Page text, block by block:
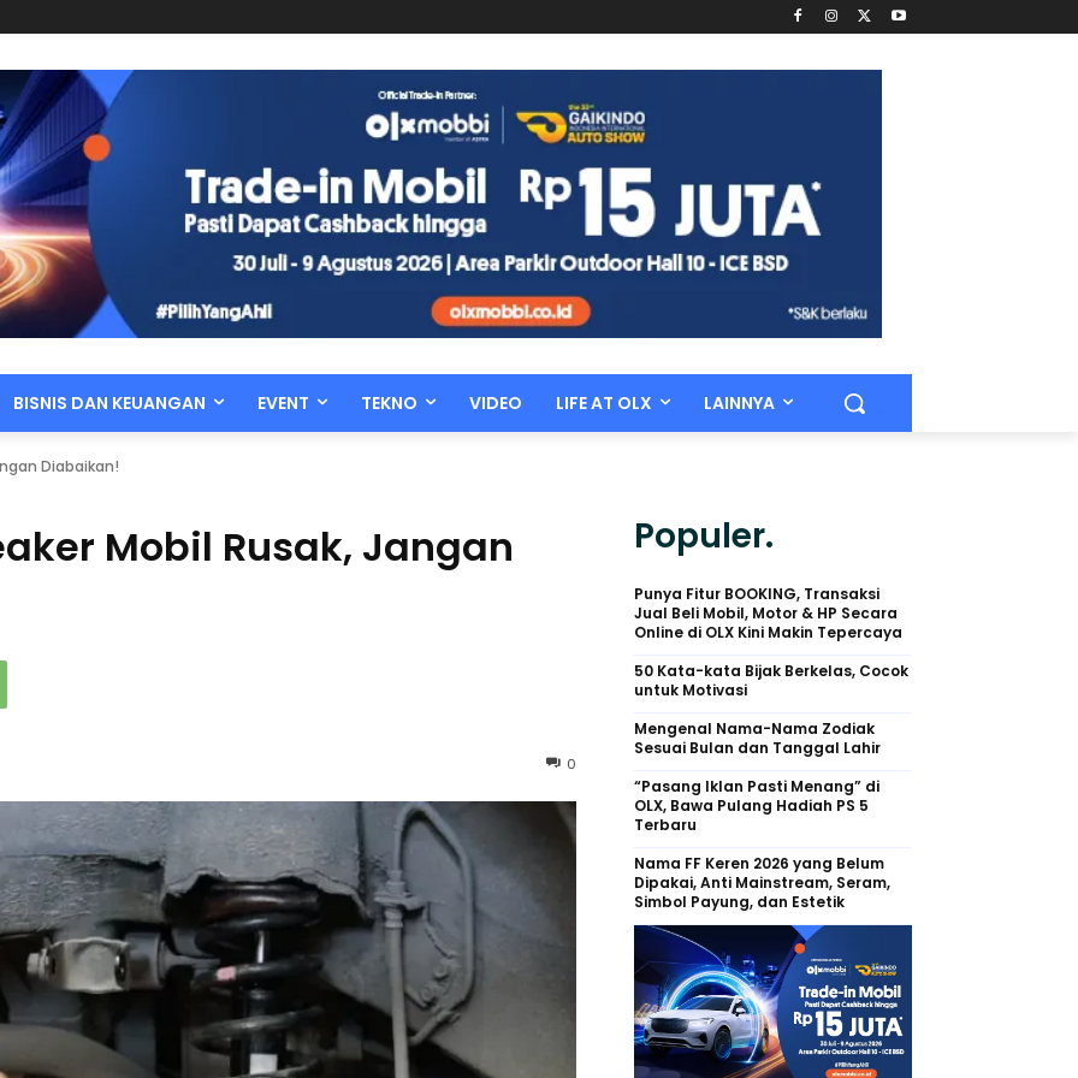
BISNIS DAN KEUANGAN EVENT TEKNO VIDEO LIFE AT OLX LAINNYA
Diabaikan!
Mobil Rusak, Jangan
0
Populer.
Punya Fitur BOOKING, Transaksi
Jual Beli Mobil, Motor & HP Secara
Online di OLX Kini Makin Tepercaya
50 Kata-kata Bijak Berkelas, Cocok
untuk Motivasi
Mengenal Nama-Nama Zodiak
Sesuai Bulan dan Tanggal Lahir
“Pasang Iklan Pasti Menang” di
OLX, Bawa Pulang Hadiah PS 5
Terbaru
Nama FF Keren 2026 yang Belum
Dipakai, Anti Mainstream, Seram,
Simbol Payung, dan Estetik